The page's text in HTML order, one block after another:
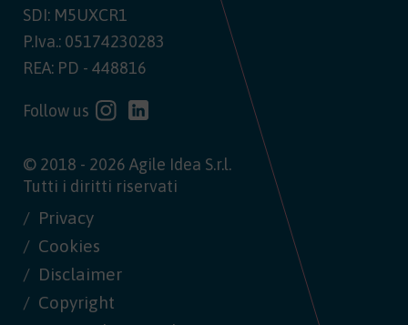
SDI: M5UXCR1
P.Iva.: 05174230283
REA: PD - 448816
Follow us
© 2018 - 2026 Agile Idea S.r.l.
Tutti i diritti riservati
Privacy
Cookies
Disclaimer
Copyright